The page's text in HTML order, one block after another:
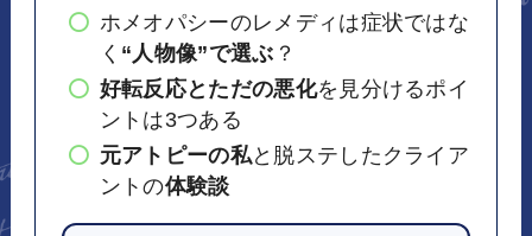
ホメオパシーのレメディは症状ではな
く “人物像”で選ぶ ？
好転反応とただの悪化を見分けるポイ
ントは3つある
元アトピーの私と脱ステしたクライア
ントの体験談